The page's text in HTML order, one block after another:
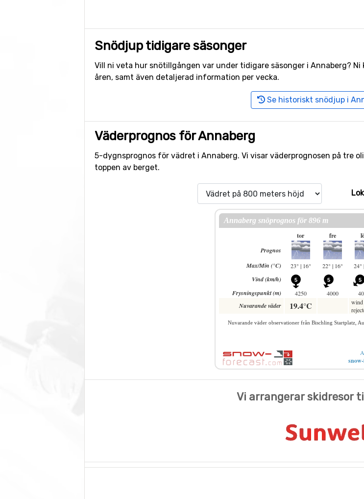
Snödjup tidigare säsonger
Vill ni veta hur snötillgången var under tidigare säsonger i Annaberg?
åren, samt även detaljerad information per vecka.
Se historiskt snödjup i
Väderprognos för Annaberg
5-dygnsprognos för vädret i Annaberg. Vi visar väderprognosen på tre
toppen av berget.
Vi arrangerar skidresor